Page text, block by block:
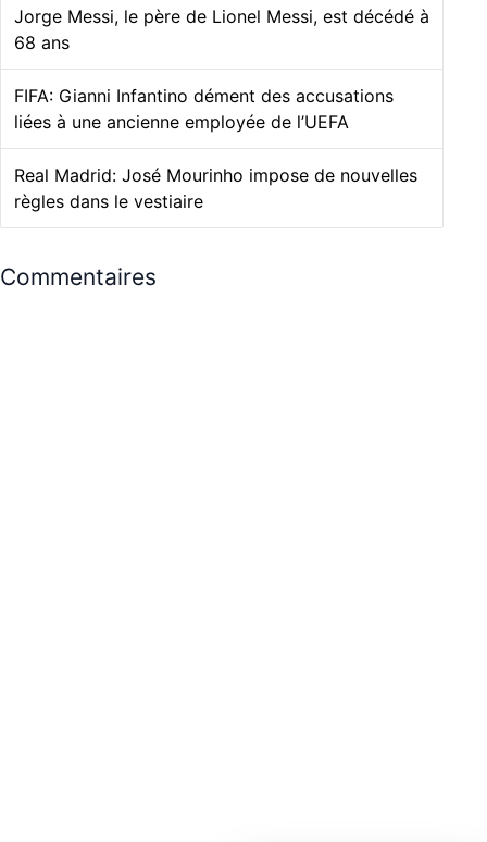
Jorge Messi, le père de Lionel Messi, est décédé à
68 ans
FIFA: Gianni Infantino dément des accusations
liées à une ancienne employée de l’UEFA
Real Madrid: José Mourinho impose de nouvelles
règles dans le vestiaire
Commentaires